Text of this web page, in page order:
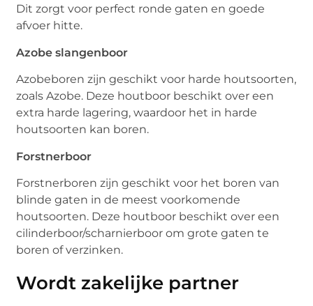
Dit zorgt voor perfect ronde gaten en goede
afvoer hitte.
Azobe slangenboor
Azobeboren zijn geschikt voor harde houtsoorten,
zoals Azobe. Deze houtboor beschikt over een
extra harde lagering, waardoor het in harde
houtsoorten kan boren.
Forstnerboor
Forstnerboren zijn geschikt voor het boren van
blinde gaten in de meest voorkomende
houtsoorten. Deze houtboor beschikt over een
cilinderboor/scharnierboor om grote gaten te
boren of verzinken.
Wordt zakelijke partner